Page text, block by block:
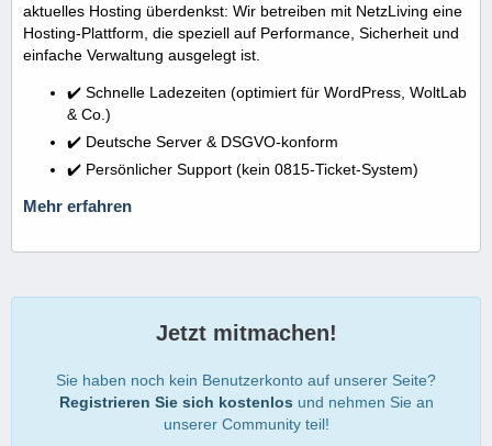
aktuelles Hosting überdenkst: Wir betreiben mit NetzLiving eine
Hosting-Plattform, die speziell auf Performance, Sicherheit und
einfache Verwaltung ausgelegt ist.
✔️ Schnelle Ladezeiten (optimiert für WordPress, WoltLab
& Co.)
✔️ Deutsche Server & DSGVO-konform
✔️ Persönlicher Support (kein 0815-Ticket-System)
Mehr erfahren
Jetzt mitmachen!
Sie haben noch kein Benutzerkonto auf unserer Seite?
Registrieren Sie sich kostenlos und nehmen Sie an
unserer Community teil!